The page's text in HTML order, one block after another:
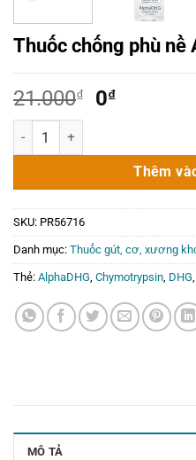
Thuốc chống phù nề
21.000₫
Giá
21.000₫.
0₫Giá
là:
0₫.
Thuốc chống phù nề Alpha DHG
Thêm
SKU: PR56716
Danh mục: Thuốc gút, cơ, xương
Thẻ: AlphaDHG, Chymotrypsin, DHG,
MÔ TẢ